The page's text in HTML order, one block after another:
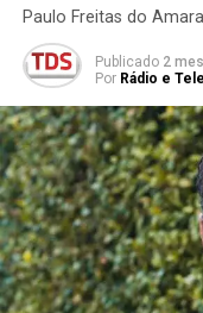
Paulo Freitas do
Publicado 2
Por Rádio e